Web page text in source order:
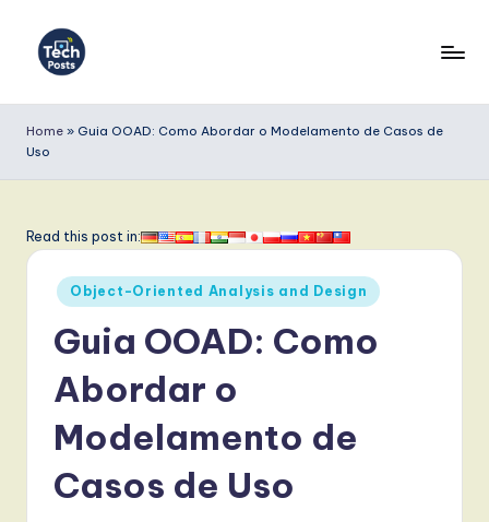
e
c
P
Home » Guia OOAD: Como Abordar o Modelamento de Casos de
Uso
Read this post in:
Posted
in
Object-Oriented Analysis and Design
Guia OOAD: Como
Abordar o
Modelamento de
Casos de Uso